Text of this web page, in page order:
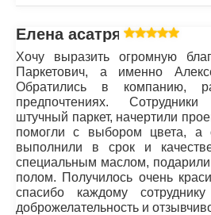
Елена асатрян
Хочу выразить огромную
Паркетович, а именно
Обратились в компанию,
предпочтениях.
штучный паркет, начертили
помогли с выбором цвета,
выполнили в срок и
специальным маслом, подарили
полом. Получилось очень
спасибо каждому
доброжелательность и